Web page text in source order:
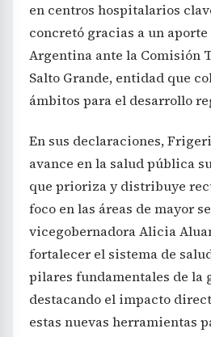
en centros hospitalarios
concretó gracias a un
Argentina ante la Comisión
Salto Grande, entidad que
ámbitos para el desarrollo
En sus declaraciones,
avance en la salud pública
que prioriza y distribuye
foco en las áreas de mayor
vicegobernadora Alicia
fortalecer el sistema de
pilares fundamentales de la
destacando el impacto
estas nuevas herramientas